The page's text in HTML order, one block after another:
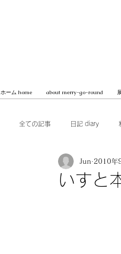
ホーム home about merry-go-round
全ての記事 日記 diary
本 books ブッククラ
いすと
Jun 2010年